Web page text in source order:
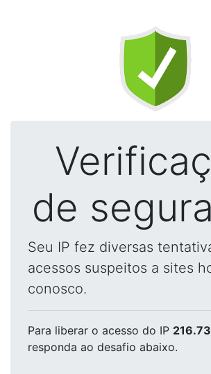
de
Seu IP fez diversas
acessos suspeitos a sites
conosco.
Para liberar o acesso do IP
responda ao desafio abaixo.